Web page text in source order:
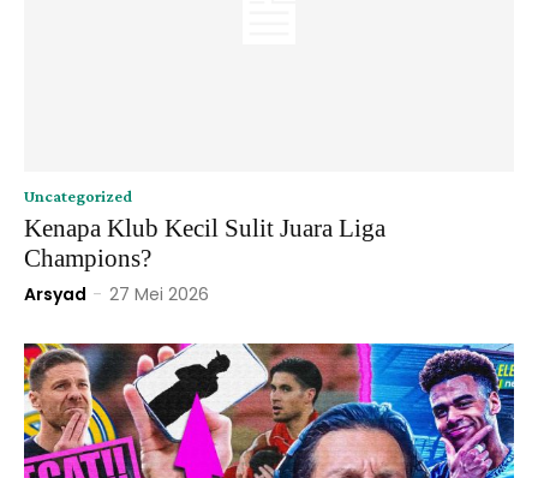
Uncategorized
Kenapa Klub Kecil Sulit Juara Liga
Champions?
Arsyad - 27 Mei 2026